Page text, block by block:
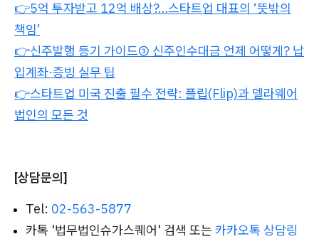
👉5억 투자받고 12억 배상?…스타트업 대표의 ‘뜻밖의
책임’
👉신주발행 등기 가이드③ 신주인수대금 언제 어떻게? 납
입계좌·증빙 실무 팁
👉스타트업 미국 진출 필수 전략: 플립(Flip)과 델라웨어
법인의 모든 것
[상담문의]
Tel: 02-563-5877
카톡 '법무법인슈가스퀘어' 검색 또는 카카오톡 상담링